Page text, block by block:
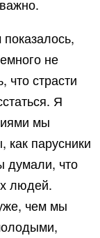
не
что страсти
Я
мы
как парусники
думали, что
людей.
чем мы